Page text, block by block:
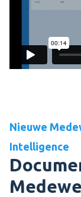
Nieuwe
Intelligence
Mede